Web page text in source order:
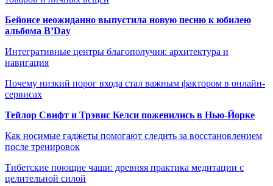
Бейонсе неожиданно выпустила новую песню к юбилею
альбома B’Day
Интегративные центры благополучия: архитектура и
навигация
Почему низкий порог входа стал важным фактором в онлайн-
сервисах
Тейлор Свифт и Трэвис Келси поженились в Нью-Йорке
Как носимые гаджеты помогают следить за восстановлением
после тренировок
Тибетские поющие чаши: древняя практика медитации с
целительной силой